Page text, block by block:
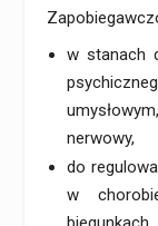
w stanach
nerwowy,
do
w